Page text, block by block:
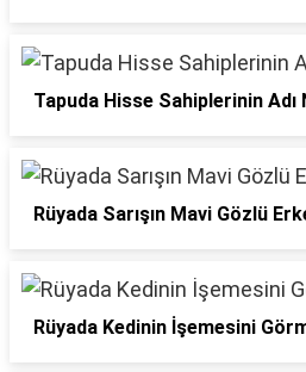
Tapuda Hisse Sahiplerinin
Rüyada Sarışın Mavi Gözlü
Rüyada Kedinin İşemesini